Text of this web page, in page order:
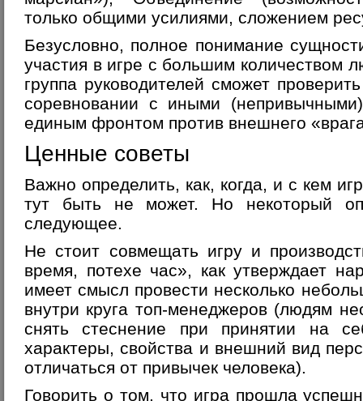
только общими усилиями, сложением
Безусловно, полное понимание
участия в игре с большим количеством
группа руководителей сможет
соревновании с иными
единым фронтом против внешнего
Ценные советы
Важно определить, как, когда, и с кем
тут быть не может. Но некоторый
следующее.
Не стоит совмещать игру и
время, потехе час», как утверждает
имеет смысл провести несколько
внутри круга топ-менеджеров (людям
снять стеснение при принятии на
характеры, свойства и внешний вид
отличаться от привычек человека).
Говорить о том, что игра прошла